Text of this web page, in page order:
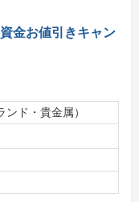
金お値引きキャン
ド・貴金属）